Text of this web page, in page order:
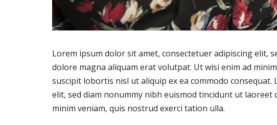
Lorem ipsum dolor sit amet, consectetuer adipiscing elit,
dolore magna aliquam erat volutpat. Ut wisi enim ad
suscipit lobortis nisl ut aliquip ex ea commodo
elit, sed diam nonummy nibh euismod tincidunt ut
minim veniam, quis nostrud exerci tation ulla.